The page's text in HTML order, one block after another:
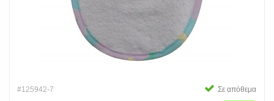
#125942-7 Σε απόθεμα